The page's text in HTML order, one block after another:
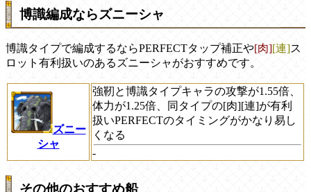
博識編成ならズニーシャ
博識タイプで編成するならPERFECTタップ補正や[肉][連]ス
ロット有利扱いのあるズニーシャがおすすめです。
ズニー
シャ
強靭と博識タイプキャラの攻撃が1.55倍、
体力が1.25倍、同タイプの[肉][連]が有利
扱いPERFECTのタイミングがかなり易し
くなる
-
その他のおすすめ船